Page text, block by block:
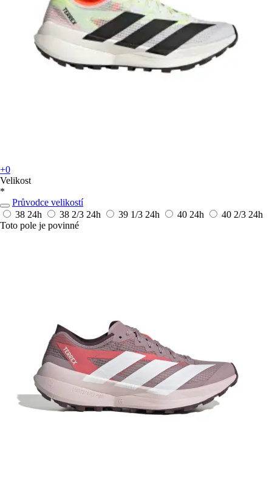
+0
Velikost
*
Průvodce velikostí
38 24h 38 2/3 24h 39 1/3 24h 40 24h 40 2/3 24h
Toto pole je povinné